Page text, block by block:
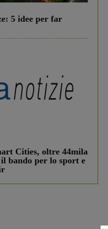
5 idee per far
Cities, oltre 44mila
bando per lo sport e